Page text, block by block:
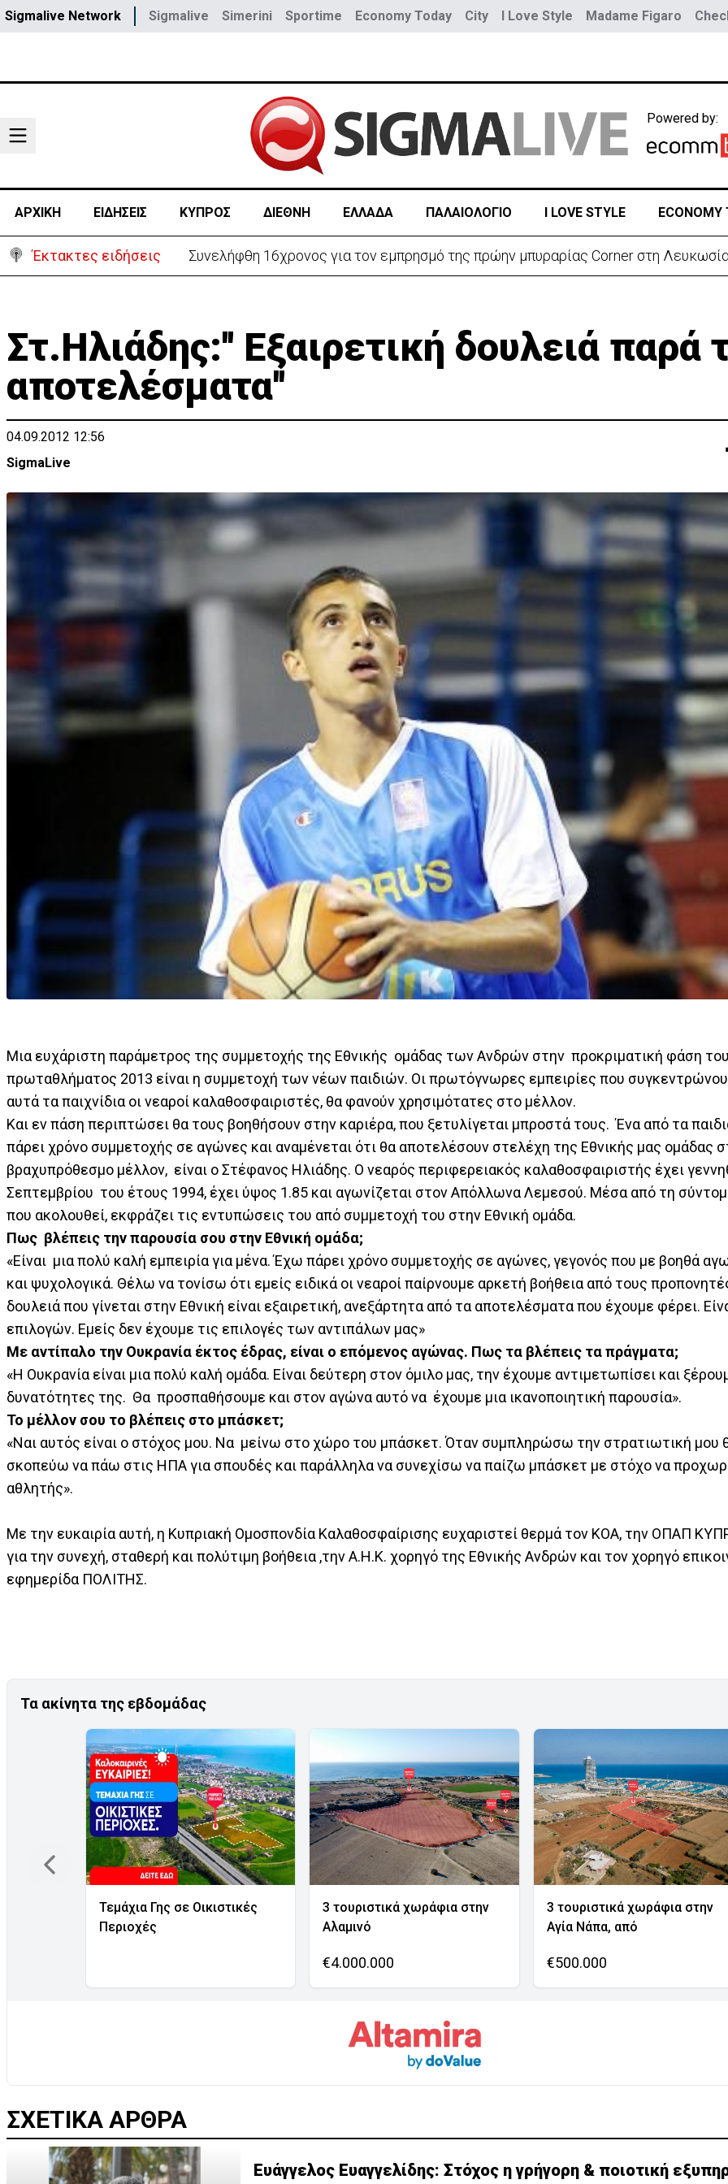
Sigmalive Network Sigmalive Simerini Sportime Economy Today City I Love Style Madame Figaro
Powered by:
ΑΡΧΙΚΗ ΕΙΔΗΣΕΙΣ ΚΥΠΡΟΣ ΔΙΕΘΝΗ ΕΛΛΑΔΑ ΠΑΛΑΙΟΛΟΓΙΟ I LOVE STYLE ECONOMY
Έκτακτες ειδήσεις Κρίσιμα 18χρονος στη Λευκωσία - Εντοπίστηκε δίπλα από ηλεκτρικό ποδήλατο
Στ.Ηλιάδης:'' Εξαιρετική δουλειά παρά
αποτελέσματα''
04.09.2012 12:56
SigmaLive
Μια ευχάριστη παράμετρος της συμμετοχής της Εθνικής ομάδας των Ανδρών στην προκριματική φάση
πρωταθλήματος 2013 είναι η συμμετοχή των νέων παιδιών. Οι πρωτόγνωρες εμπειρίες που
αυτά τα παιχνίδια οι νεαροί καλαθοσφαιριστές, θα φανούν χρησιμότατες στο μέλλον.
Και εν πάση περιπτώσει θα τους βοηθήσουν στην καριέρα, που ξετυλίγεται μπροστά τους. Ένα από τα
πάρει χρόνο συμμετοχής σε αγώνες και αναμένεται ότι θα αποτελέσουν στελέχη της Εθνικής μας ομάδας
βραχυπρόθεσμο μέλλον, είναι ο Στέφανος Ηλιάδης. Ο νεαρός περιφερειακός καλαθοσφαιριστής έχει
Σεπτεμβρίου του έτους 1994, έχει ύψος 1.85 και αγωνίζεται στον Απόλλωνα Λεμεσού. Μέσα από τη
που ακολουθεί, εκφράζει τις εντυπώσεις του από συμμετοχή του στην Εθνική ομάδα.
Πως βλέπεις την παρουσία σου στην Εθνική ομάδα;
«Είναι μια πολύ καλή εμπειρία για μένα. Έχω πάρει χρόνο συμμετοχής σε αγώνες, γεγονός που με βοηθά
και ψυχολογικά. Θέλω να τονίσω ότι εμείς ειδικά οι νεαροί παίρνουμε αρκετή βοήθεια από τους
δουλειά που γίνεται στην Εθνική είναι εξαιρετική, ανεξάρτητα από τα αποτελέσματα που έχουμε φέρει.
επιλογών. Εμείς δεν έχουμε τις επιλογές των αντιπάλων μας»
Με αντίπαλο την Ουκρανία έκτος έδρας, είναι ο επόμενος αγώνας. Πως τα βλέπεις τα πράγματα;
«Η Ουκρανία είναι μια πολύ καλή ομάδα. Είναι δεύτερη στον όμιλο μας, την έχουμε αντιμετωπίσει και
δυνατότητες της. Θα προσπαθήσουμε και στον αγώνα αυτό να έχουμε μια ικανοποιητική παρουσία».
Το μέλλον σου το βλέπεις στο μπάσκετ;
«Ναι αυτός είναι ο στόχος μου. Να μείνω στο χώρο του μπάσκετ. Όταν συμπληρώσω την στρατιωτική μου
σκοπεύω να πάω στις ΗΠΑ για σπουδές και παράλληλα να συνεχίσω να παίζω μπάσκετ με στόχο να
αθλητής».
Με την ευκαιρία αυτή, η Κυπριακή Ομοσπονδία Καλαθοσφαίρισης ευχαριστεί θερμά τον ΚΟΑ, την ΟΠΑΠ
για την συνεχή, σταθερή και πολύτιμη βοήθεια ,την Α.Η.Κ. χορηγό της Εθνικής Ανδρών και τον χορηγό
εφημερίδα ΠΟΛΙΤΗΣ.
Τα ακίνητα της εβδομάδας
Τεμάχια Γης σε Οικιστικές
Περιοχές
3 τουριστικά χωράφια στην
Αλαμινό
€4.000.000
3 τουριστικά χωράφια στην
Αγία Νάπα, από
€500.000
ΣΧΕΤΙΚΑ ΑΡΘΡΑ
Ευάγγελος Ευαγγελίδης: Στόχος η γρήγορη & ποιοτική